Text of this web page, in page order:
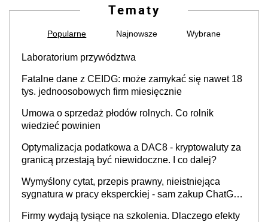
Tematy
Popularne Najnowsze Wybrane
Laboratorium przywództwa
Fatalne dane z CEIDG: może zamykać się nawet 18
tys. jednoosobowych firm miesięcznie
Umowa o sprzedaż płodów rolnych. Co rolnik
wiedzieć powinien
Optymalizacja podatkowa a DAC8 - kryptowaluty za
granicą przestają być niewidoczne. I co dalej?
Wymyślony cytat, przepis prawny, nieistniejąca
sygnatura w pracy eksperckiej - sam zakup ChatGPT
Firmy wydają tysiące na szkolenia. Dlaczego efekty